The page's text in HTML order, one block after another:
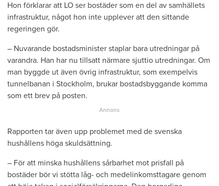
Hon förklarar att LO ser bostäder som en del av samhällets
infrastruktur, något hon inte upplever att den sittande
regeringen gör.
– Nuvarande bostadsminister staplar bara utredningar på
varandra. Han har nu tillsatt närmare sjuttio utredningar. Om
man byggde ut även övrig infrastruktur, som exempelvis
tunnelbanan i Stockholm, brukar bostadsbyggande komma
som ett brev på posten.
Rapporten tar även upp problemet med de svenska
hushållens höga skuldsättning.
– För att minska hushållens sårbarhet mot prisfall på
bostäder bör vi stötta låg- och medelinkomsttagare genom